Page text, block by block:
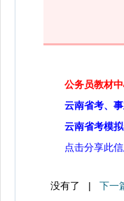
公务员教材
云南省考、
云南省考模
点击分享此信
没有了 | 下一